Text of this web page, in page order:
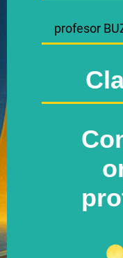
profesor